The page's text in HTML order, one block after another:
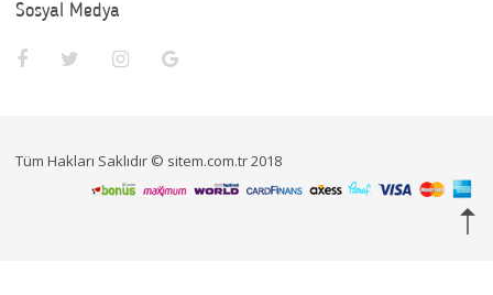
Sosyal Medya
Tüm Hakları Saklıdır © sitem.com.tr 2018